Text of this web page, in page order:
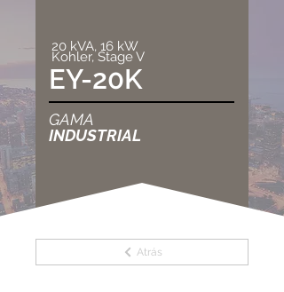
20 kVA, 16 kW
Kohler, Stage V
EY-20K
GAMA
INDUSTRIAL
Atrás